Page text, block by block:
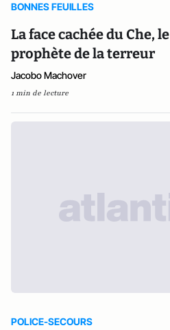
BONNES FEUILLES
La face cachée du Che, le
prophète de la terreur
Jacobo Machover
1 min de lecture
POLICE-SECOURS